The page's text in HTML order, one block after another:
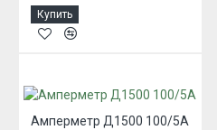
Купить
Амперметр Д1500 100/5А